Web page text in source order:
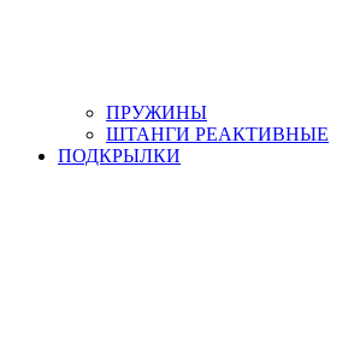
ПРУЖИНЫ
ШТАНГИ РЕАКТИВНЫЕ
ПОДКРЫЛКИ